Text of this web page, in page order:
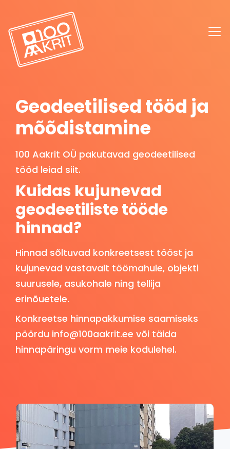
Geodeetilised tööd ja
mõõdistamine
100 Aakrit OÜ pakutavad geodeetilised
tööd leiad siit.
Kuidas kujunevad
geodeetiliste tööde
hinnad?
Hinnad sõltuvad konkreetsest tööst ja
kujunevad vastavalt töömahule, objekti
suurusele, asukohale ning tellija
erinõuetele.
Konkreetse hinnapakkumise saamiseks
pöördu info@100aakrit.ee või täida
hinnapäringu vorm meie kodulehel.